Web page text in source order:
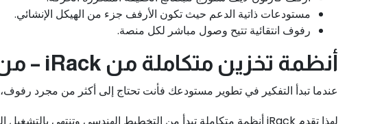
مستودعات ذاتية الدعم حيث تكون الأرفف جزء من الهيكل الإنشائي.
رفوف انتقائية تتيح وصول مباشر لكل منصة.
أنظمة تخزين متكاملة من iRack – من الفكرة إلى التشغيل الفعلي لمستودعك
عندما تبدأ التفكير في تطوير مستودعك فأنت تحتاج إلى أكثر من مجرد